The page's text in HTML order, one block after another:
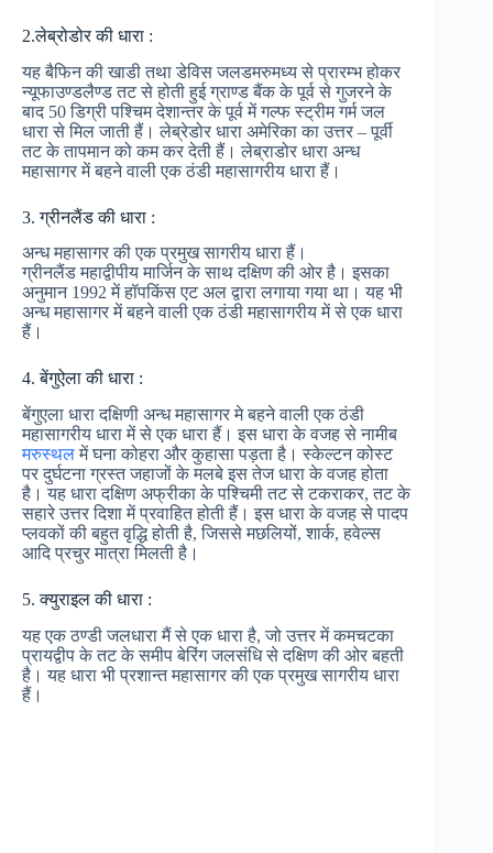
2.लेब्रोडोर की धारा :
यह बैफिन की खाडी तथा डेविस जलडमरुमध्य से प्रारम्भ होकर
न्यूफाउण्डलैण्ड तट से होती हुई ग्राण्ड बैंक के पूर्व से गुजरने के
बाद 50 डिग्री पश्चिम देशान्तर के पूर्व में गल्फ स्ट्रीम गर्म जल
धारा से मिल जाती हैं। लेब्रेडोर धारा अमेरिका का उत्तर – पूर्वी
तट के तापमान को कम कर देती हैं। लेब्राडोर धारा अन्ध
महासागर में बहने वाली एक ठंडी महासागरीय धारा हैं।
3. ग्रीनलैंड की धारा :
अन्ध महासागर की एक प्रमुख सागरीय धारा हैं।
ग्रीनलैंड महाद्वीपीय मार्जिन के साथ दक्षिण की ओर है। इसका
अनुमान 1992 में हॉपकिंस एट अल द्वारा लगाया गया था। यह भी
अन्ध महासागर में बहने वाली एक ठंडी महासागरीय में से एक धारा
हैं।
4. बेंगुऐला की धारा :
बेंगुएला धारा दक्षिणी अन्ध महासागर मे बहने वाली एक ठंडी
महासागरीय धारा में से एक धारा हैं। इस धारा के वजह से नामीब
मरुस्थलमें घना कोहरा और कुहासा पड़ता है। स्केल्टन कोस्ट
पर दुर्घटना ग्रस्त जहाजों के मलबे इस तेज धारा के वजह होता
है। यह धारा दक्षिण अफ्रीका के पश्चिमी तट से टकराकर, तट के
सहारे उत्तर दिशा में प्रवाहित होती हैं। इस धारा के वजह से पादप
प्लवकों की बहुत वृद्धि होती है, जिससे मछलियों, शार्क, हवेल्स
आदि प्रचुर मात्रा मिलती है।
5. क्युराइल की धारा :
यह एक ठण्डी जलधारा मैं से एक धारा है, जो उत्तर में कमचटका
प्रायद्वीप के तट के समीप बेरिंग जलसंधि से दक्षिण की ओर बहती
है। यह धारा भी प्रशान्त महासागर की एक प्रमुख सागरीय धारा
हैं।